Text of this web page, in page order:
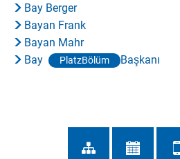
Bay Berger
Bayan Frank
Bayan Mahr
Bay
PlatzBölüm Başkanı